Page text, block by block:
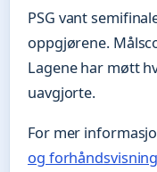
PSG vant
oppgjørene.
Lagene har møtt
uavgjorte.
For mer
og forhåndsvisning